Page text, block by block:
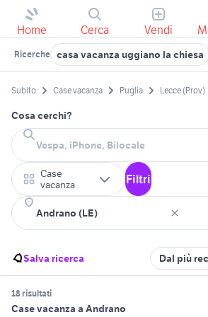
Home Cerca Vendi
Ricerche casa vacanza uggiano la chiesa
Subito Case vacanza Puglia Lecce (Prov)
Cosa cerchi?
Case
vacanza
Filtri
Salva ricerca Dal più
18 risultati
Case vacanza a Andrano